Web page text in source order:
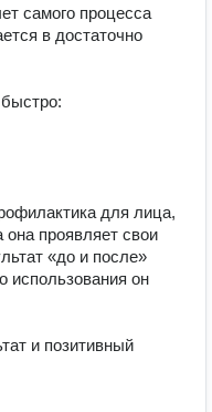
самого процесса
в достаточно
для лица,
проявляет свои
«до и после»
использования он
и позитивный